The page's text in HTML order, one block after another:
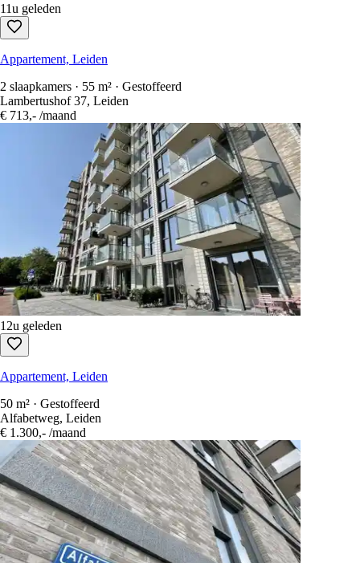
11u geleden
Appartement, Leiden
2 slaapkamers · 55 m² · Gestoffeerd
Lambertushof 37, Leiden
€ 713,- /maand
12u geleden
Appartement, Leiden
50 m² · Gestoffeerd
Alfabetweg, Leiden
€ 1.300,- /maand